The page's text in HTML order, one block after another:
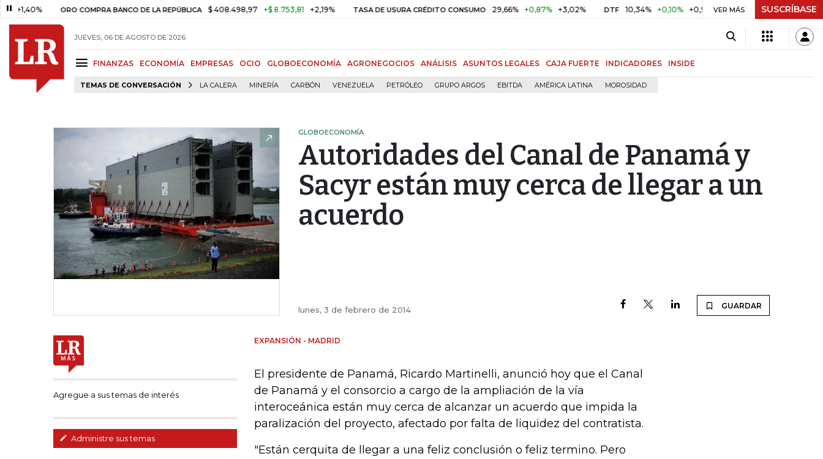
ORO COMPRA BANCO DE LA REPÚBLICA $ 408.498,97 +$ 8.753,81 +2,19% TASA DE USURA CRÉDITO CONSUMO 29,66% +0,87% +3,02% DTF 10,34% +0,10% +0,98% UVR $ 416,91 +$ 0,05 +0,01%
VER MÁS SUSCRÍBASE
JUEVES, 06 DE AGOSTO DE 2026
FINANZAS ECONOMÍA EMPRESAS OCIO GLOBOECONOMÍA AGRONEGOCIOS ANÁLISIS ASUNTOS LEGALES CAJA FUERTE INDICADORES INSIDE
TEMAS DE CONVERSACIÓN LA CALERA MINERÍA CARBÓN VENEZUELA PETRÓLEO GRUPO ARGOS EBITDA AMÉRICA LATINA MOROSIDAD
GLOBOECONOMÍA
Autoridades del Canal de Panamá y
Sacyr están muy cerca de llegar a un
acuerdo
lunes, 3 de febrero de 2014 GUARDAR
Agregue a sus temas de interés
Administre sus temas
EXPANSIÓN - MADRID
El presidente de Panamá, Ricardo Martinelli, anunció hoy que el Canal
de Panamá y el consorcio a cargo de la ampliación de la vía
interoceánica están muy cerca de alcanzar un acuerdo que impida la
paralización del proyecto, afectado por falta de liquidez del contratista.
"Están cerquita de llegar a una feliz conclusión o feliz termino. Pero